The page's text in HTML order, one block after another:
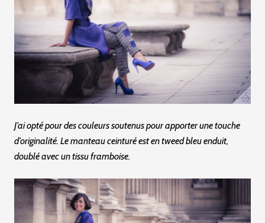
J’ai opté pour des couleurs soutenus pour apporter une touche
d’originalité. Le manteau ceinturé est en tweed bleu enduit,
doublé avec un tissu framboise.